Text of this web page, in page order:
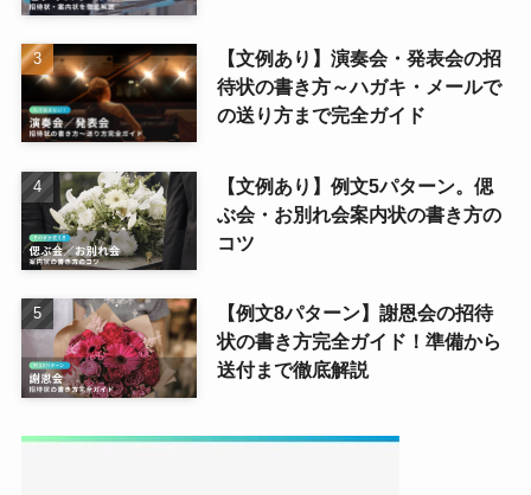
【文例あり】演奏会・発表会の招
待状の書き方～ハガキ・メールで
の送り方まで完全ガイド
【文例あり】例文5パターン。偲
ぶ会・お別れ会案内状の書き方の
コツ
【例文8パターン】謝恩会の招待
状の書き方完全ガイド！準備から
送付まで徹底解説